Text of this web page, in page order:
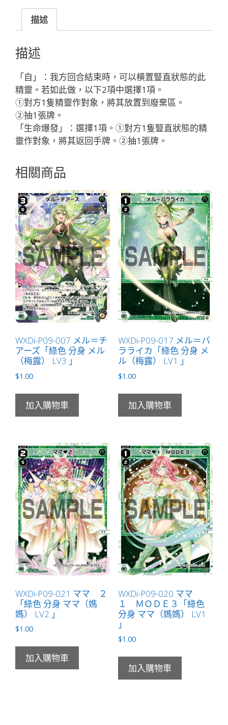
フ
ン・
マ
ッ
ク
ー
ル
「白
色
精
靈
像：
勇
LV3
有
LB」
數
量
描述
描述
「自」：我方回合結束時，可以橫置豎直狀態的此
精靈。若如此做，以下2項中選擇1項。
①對方1隻精靈作對象，將其放置到廢棄區。
②抽1張牌。
「生命爆發」：選擇1項。①對方1隻豎直狀態的精
靈作對象，將其返回手牌。②抽1張牌。
相關商品
WXDi-P09-007 メル＝チ
アーズ「綠色 分身 メル
（梅露） LV3 」
$1.00
加入購物車
WXDi-P09-017 メル＝バ
ラライカ「綠色 分身 メ
ル（梅露） LV1 」
$1.00
加入購物車
WXDi-P09-021 ママ ２
「綠色 分身 ママ（媽
媽） LV2 」
$1.00
加入購物車
WXDi-P09-020 ママ
１ ＭＯＤＥ３「綠色
分身 ママ（媽媽） LV1
」
$1.00
加入購物車